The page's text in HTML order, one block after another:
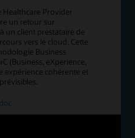
Provider
un retour sur
un client prestataire de
vers le cloud. Cette
Business
(Business, eXperience,
expérience cohérente et